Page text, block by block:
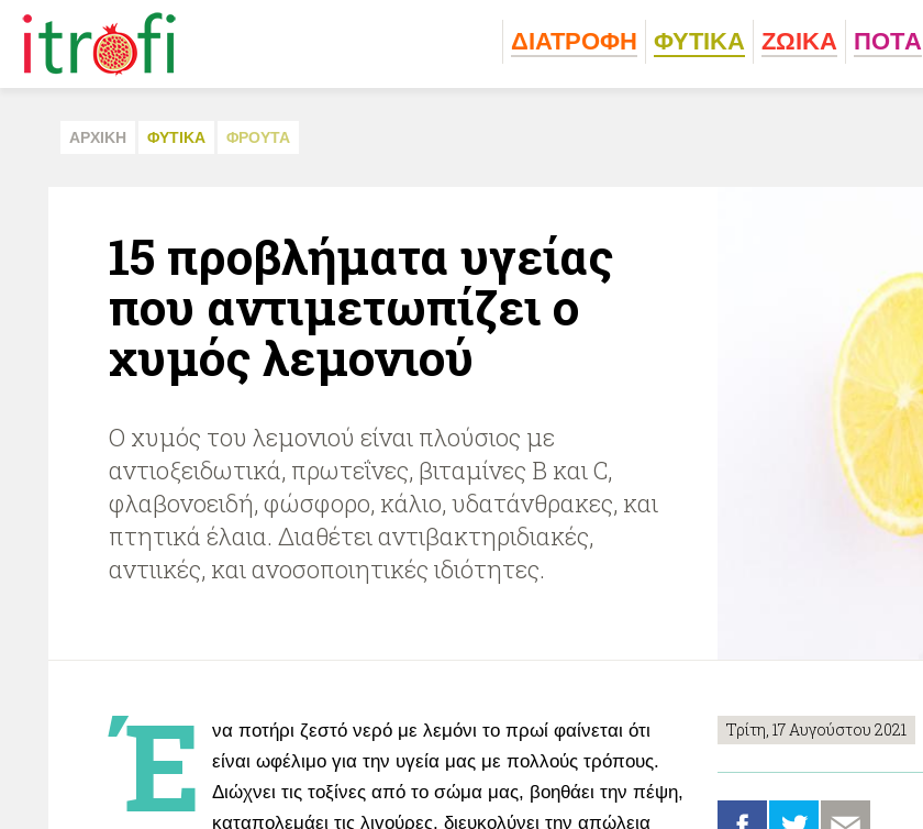
ΔΙΑΤΡΟΦΗ ΦΥΤΙΚA ΖΩΙΚA ΠΟΤA
ΑΡΧΙΚΗ ΦΥΤΙΚA ΦΡΟΥΤΑ
15 προβλήματα υγείας
που αντιμετωπίζει ο
χυμός λεμονιού
Ο χυμός του λεμονιού είναι πλούσιος με
αντιοξειδωτικά, πρωτεΐνες, βιταμίνες B και C,
φλαβονοειδή, φώσφορο, κάλιο, υδατάνθρακες, και
πτητικά έλαια. Διαθέτει αντιβακτηριδιακές,
αντιικές, και ανοσοποιητικές ιδιότητες.
Τρίτη, 17 Αυγούστου 2021
Έ
να ποτήρι ζεστό νερό με λεμόνι το πρωί φαίνεται ότι
είναι ωφέλιμο για την υγεία μας με πολλούς τρόπους.
Διώχνει τις τοξίνες από το σώμα μας, βοηθάει την πέψη,
καταπολεμάει τις λιγούρες, διευκολύνει την απώλεια